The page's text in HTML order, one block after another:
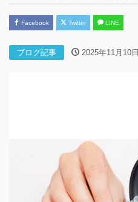
Facebook Twitter LINE
ブログ記事 2025年11月10日